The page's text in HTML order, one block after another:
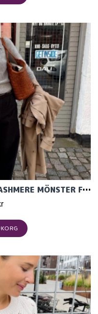
"PETRA POLO" STICKAD I CASHMERE MÖNSTER FRÅN PETITEKNIT